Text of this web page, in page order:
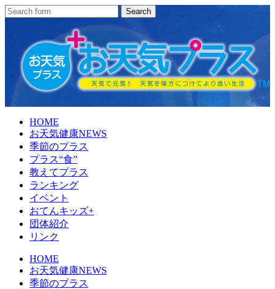
HOME
お天気健康NEWS
季節のプラス
プラス“食”
教えてプラス
ランキング
イベント
おてんキッズ+
団体紹介
リンク
HOME
お天気健康NEWS
季節のプラス